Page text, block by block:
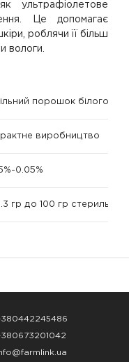
ультрафіолетове
Це допомагає
роблячи її більш
вологи.
порошок білого
виробництво
0.05%
гр до 100 гр стерильно